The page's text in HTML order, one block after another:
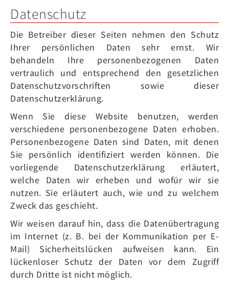
Datenschutz
Die Betreiber dieser Seiten nehmen den Schutz
Ihrer persönlichen Daten sehr ernst. Wir
behandeln Ihre personenbezogenen Daten
vertraulich und entsprechend den gesetzlichen
Datenschutzvorschriften sowie dieser
Datenschutzerklärung.
Wenn Sie diese Website benutzen, werden
verschiedene personenbezogene Daten erhoben.
Personenbezogene Daten sind Daten, mit denen
Sie persönlich identifiziert werden können. Die
vorliegende Datenschutzerklärung erläutert,
welche Daten wir erheben und wofür wir sie
nutzen. Sie erläutert auch, wie und zu welchem
Zweck das geschieht.
Wir weisen darauf hin, dass die Datenübertragung
im Internet (z. B. bei der Kommunikation per E-
Mail) Sicherheitslücken aufweisen kann. Ein
lückenloser Schutz der Daten vor dem Zugriff
durch Dritte ist nicht möglich.